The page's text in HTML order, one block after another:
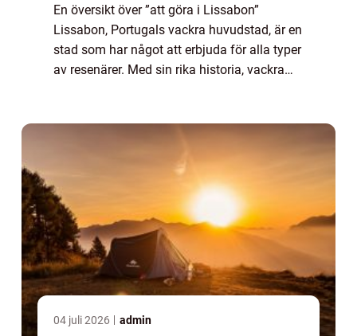
En översikt över ”att göra i Lissabon”
Lissabon, Portugals vackra huvudstad, är en
stad som har något att erbjuda för alla typer
av resenärer. Med sin rika historia, vackra
04 juli 2026 admin